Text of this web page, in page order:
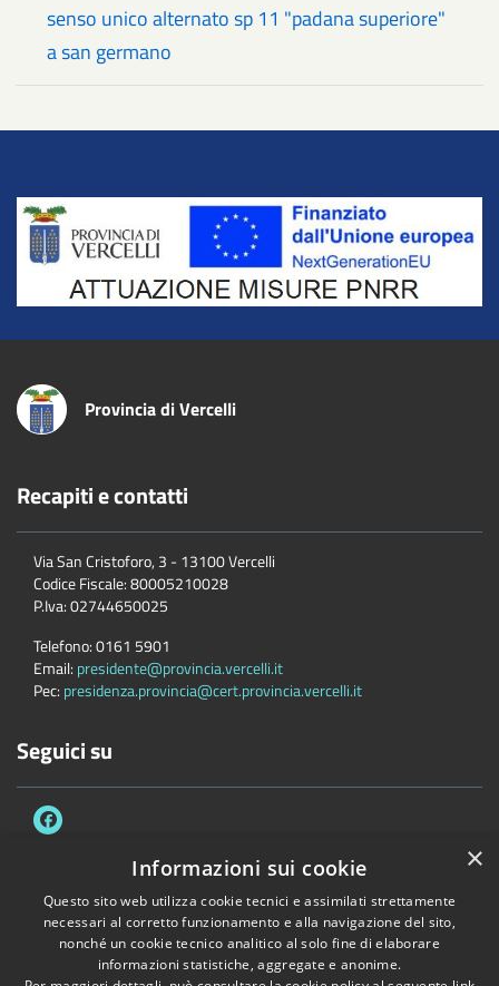
senso unico alternato sp 11 "padana superiore"
a san germano
Title
Provincia di Vercelli
Recapiti e contatti
Via San Cristoforo, 3 - 13100 Vercelli
Codice Fiscale:80005210028
P.Iva:02744650025
Telefono:0161 5901
Email: presidente@provincia.vercelli.it
Pec: presidenza.provincia@cert.provincia.vercelli.it
Seguici su
Accessibilità Privacy Cookie
Mappa del sito
Dichiarazione di accessibilità e meccanismo di feedback
Link Utili
×
Informazioni sui cookie
Questo sito web utilizza cookie tecnici e assimilati strettamente
necessari al corretto funzionamento e alla navigazione del sito,
nonché un cookie tecnico analitico al solo fine di elaborare
informazioni statistiche, aggregate e anonime.